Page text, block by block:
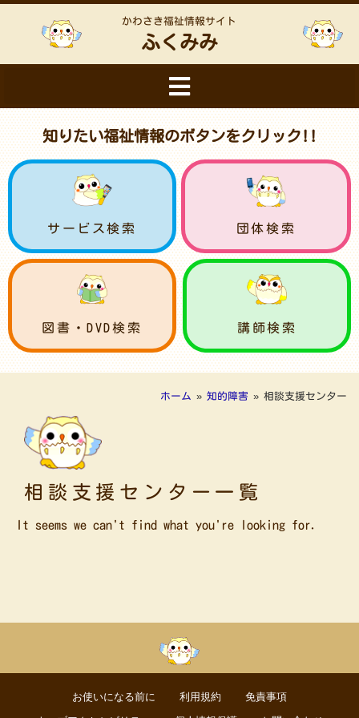
かわさき福祉情報サイト
ふくみみ
知りたい福祉情報のボタンをクリック!!
サービス検索 団体検索
図書・DVD検索 講師検索
ホーム » 知的障害 » 相談支援センター
相談支援センター一覧
It seems we can't find what you're looking for.
お使いになる前に 利用規約
免責事項